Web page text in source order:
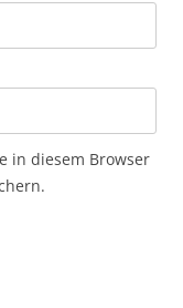
in diesem Browser